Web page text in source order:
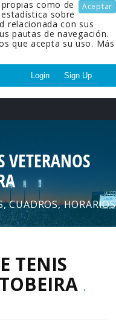
Aceptar
como de
sobre
relacionada con sus
pautas de navegación.
que acepta su uso. Más
Login Sign Up
VETERANOS
CUADROS, HORARIOS
TENIS
.